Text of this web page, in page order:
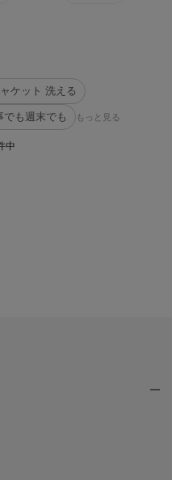
ケット 洗える
も週末でも もっと見る
中